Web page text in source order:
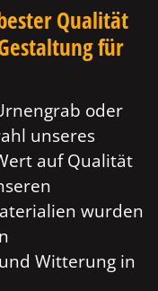
Qualität
für
oder
unseres
auf Qualität
wurden
Witterung in